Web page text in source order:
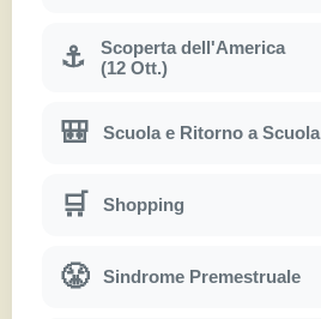
⚓
Scoperta dell'America
(12 Ott.)
🎒 Scuola e Ritorno a Scuola
🛒 Shopping
😤 Sindrome Premestruale